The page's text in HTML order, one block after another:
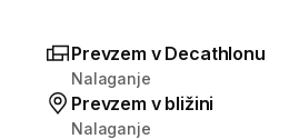
Prevzem v Decathlonu
Nalaganje
Prevzem v bližini
Nalaganje